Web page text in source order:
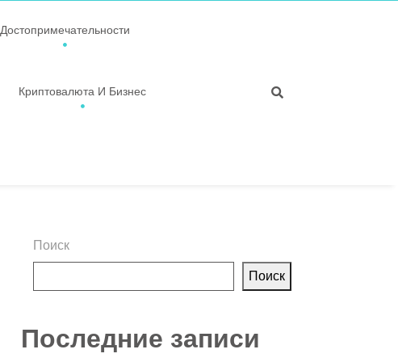
Достопримечательности
Криптовалюта И Бизнес
Поиск
Поиск
Последние записи